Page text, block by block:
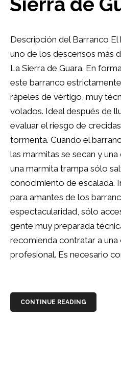
Descripción del Barranco
uno de los descensos más
La Sierra de Guara. En
este barranco
rápeles de vértigo, muy
volados. Ideal después de
evaluar el riesgo de
tormenta. Cuando el
las marmitas se secan y
una marmita trampa sólo
conocimiento de escalada.
para amantes de los
espectacularidad, sólo
gente muy preparada
recomienda contratar a una
profesional. Es necesario
CONTINUE READING